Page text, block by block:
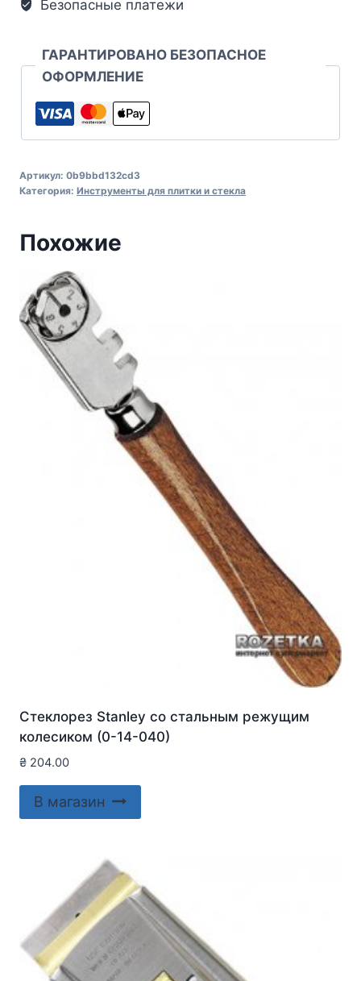
Безопасные платежи
ГАРАНТИРОВАНО БЕЗОПАСНОЕ
ОФОРМЛЕНИЕ
Артикул: 0b9bbd132cd3
Категория: Инструменты для плитки и стекла
Похожие
Стеклорез Stanley со стальным режущим
колесиком (0-14-040)
₴ 204.00
В магазин